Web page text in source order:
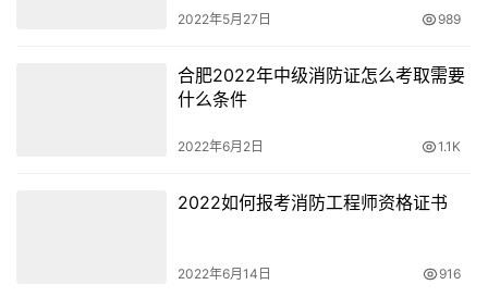
的时候、在深夜中中做美梦的时候。他们正在工作岗位上默
人知道的也没有几个人能体会到的。
命财产安全的事件是不收任何费用的，可是在有些人眼中觉
术应用。如果这个事故处置成功了就觉得是理所应当的，如
2022年5月27日 989
合肥2022年中级消防证怎么考取需要
什么条件
2022年6月2日 1.1K
2022如何报考消防工程师资格证书
2022年6月14日 916